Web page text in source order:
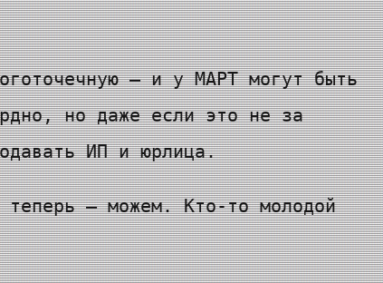
— и у МАРТ могут быть
но даже если это не за
ИП и юрлица.
— можем. Кто-то молодой